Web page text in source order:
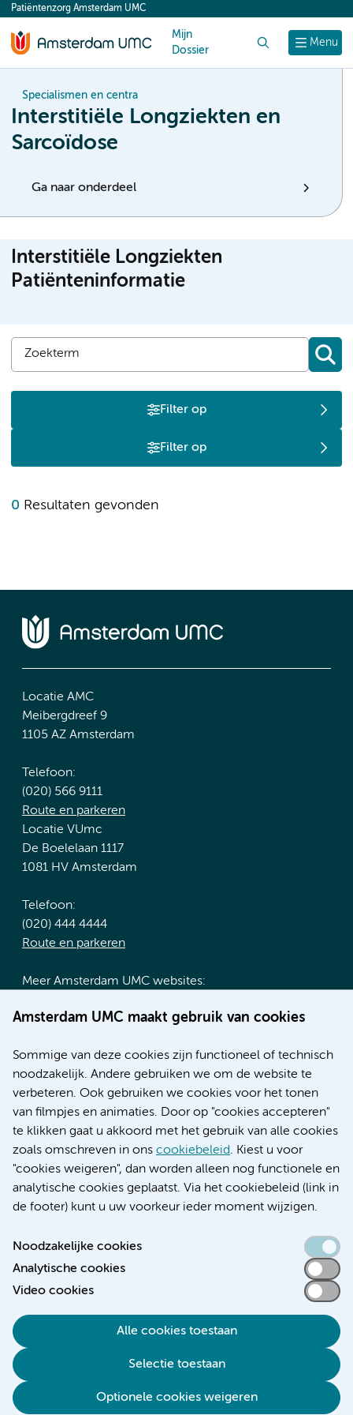
content
Amsterdam UMC maakt gebruik van cookies
Sommige van deze cookies zijn functioneel of technisch
noodzakelijk. Andere gebruiken we om de website te
verbeteren. Ook gebruiken we cookies voor het tonen
van filmpjes en animaties. Door op "cookies accepteren"
te klikken gaat u akkoord met het gebruik van alle cookies
zoals omschreven in ons cookiebeleid. Kiest u voor
"cookies weigeren", dan worden alleen nog functionele en
analytische cookies geplaatst. Via het cookiebeleid (link in
de footer) kunt u uw voorkeur ieder moment wijzigen.
Noodzakelijke cookies
Analytische cookies
Video cookies
Alle cookies toestaan
Selectie toestaan
Optionele cookies weigeren
Menu
Patiëntenzorg Amsterdam UMC
Mijn
Dossier
Specialismen en centra
Interstitiële Longziekten en
Sarcoïdose
Ga naar onderdeel
Interstitiële Longziekten
Patiënteninformatie
Filter op
Filter op
0 Resultaten gevonden
Locatie AMC
Meibergdreef 9
1105 AZ Amsterdam
Telefoon:
(020) 566 9111
Route en parkeren
Locatie VUmc
De Boelelaan 1117
1081 HV Amsterdam
Telefoon:
(020) 444 4444
Route en parkeren
Meer Amsterdam UMC websites:
Werken bij Amsterdam UMC
Nieuws
Research
Educatie locatie AMC
Educatie locatie VUmc
Verwijzen & diagnostiek
Toegankelijkheidsverklaring
Responsible disclosure